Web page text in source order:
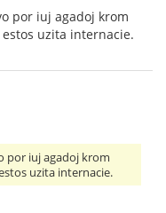
por iuj agadoj krom
uzita internacie.
por iuj agadoj krom
uzita internacie.